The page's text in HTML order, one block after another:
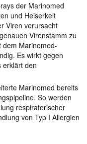
der Marinomed
und Heiserkeit
Viren verursacht
Virenstamm zu
dem Marinomed-
Es wirkt gegen
erklärt den
Marinomed bereits
So werden
respiratorischer
von Typ I Allergien